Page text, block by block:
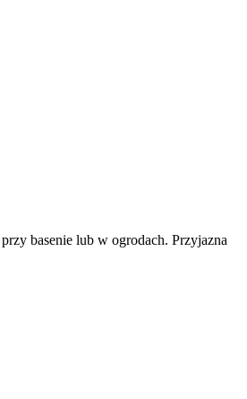
basenie lub w ogrodach. Przyjazna